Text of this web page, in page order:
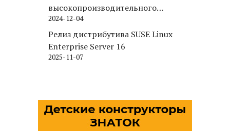
высокопроизводительного
движка хранения для PostgreSQL
2024-12-04
Релиз дистрибутива SUSE Linux
Enterprise Server 16
2025-11-07